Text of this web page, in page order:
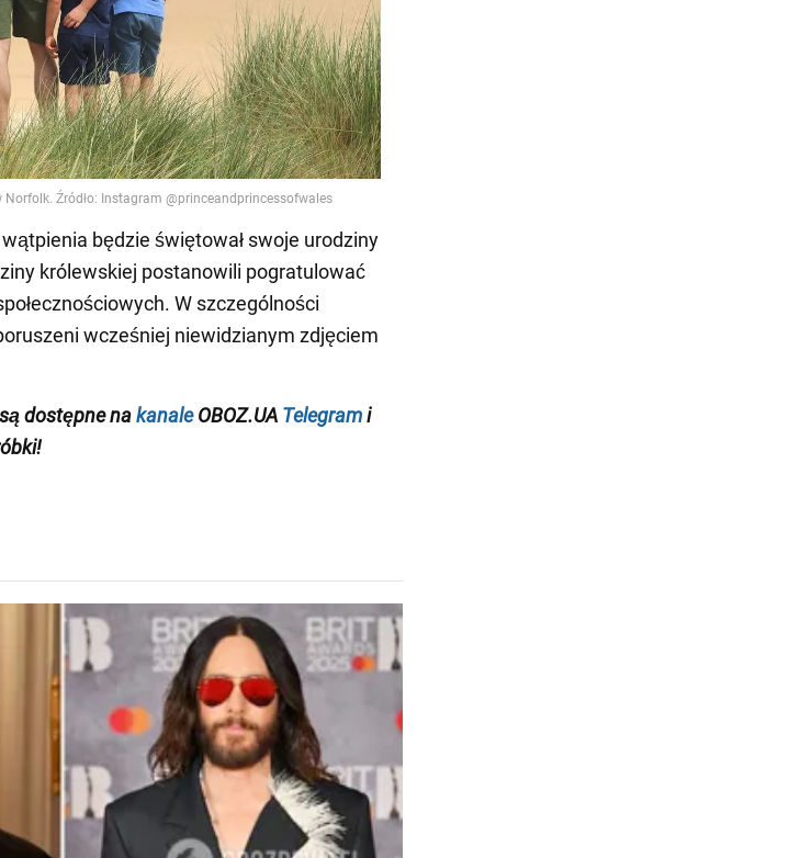
będzie świętował swoje urodziny
królewskiej postanowili pogratulować
W szczególności
wcześniej niewidzianym zdjęciem
dostępne nakanaleOBOZ.UA Telegrami